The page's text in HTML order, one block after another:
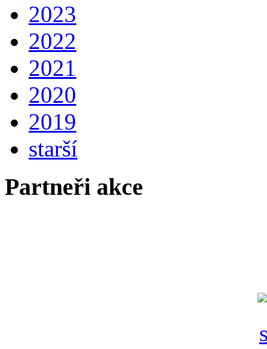
2023
2022
2021
2020
2019
starší
Partneři akce